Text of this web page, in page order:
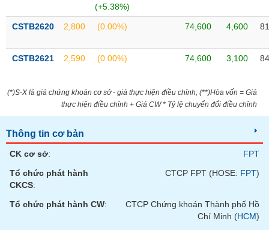
(+5.38%)
CSTB2620 2,800 (0.00%) 74,600 4,600
CSTB2621 2,590 (0.00%) 74,600 3,100
(*)S-X là giá chứng khoán cơ sở - giá thực hiện điều chỉnh; (**)Hòa vốn = Giá
thực hiện điều chỉnh + Giá CW * Tỷ lệ chuyển đổi điều chỉnh
Thông tin cơ bản
CK cơ sở:
FPT
Tổ chức phát hành
CKCS:
CTCP FPT (HOSE: FPT)
Tổ chức phát hành CW:
CTCP Chứng khoán Thành phố Hồ
Chí Minh (HCM)
Tin
tức
của
giả
cáo
phân
(-)